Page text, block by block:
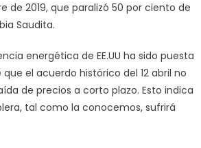
de 2019, que paralizó 50 por ciento de
Saudita.
energética de EE.UU ha sido puesta
el acuerdo histórico del 12 abril no
de precios a corto plazo. Esto indica
tal como la conocemos, sufrirá